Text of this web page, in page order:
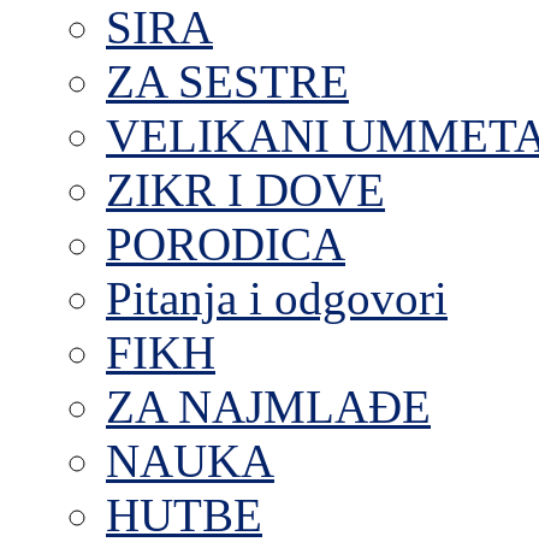
SIRA
ZA SESTRE
VELIKANI
ZIKR I DOVE
PORODICA
Pitanja i odgovori
FIKH
ZA NAJMLAĐE
NAUKA
HUTBE